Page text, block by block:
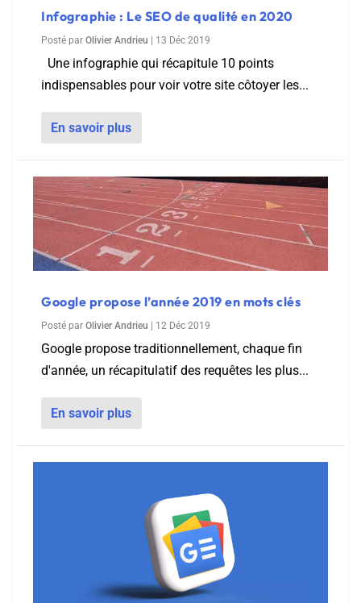
Infographie : Le SEO de qualité en 2020
Posté par Olivier Andrieu 13 Déc 2019
Une infographie qui récapitule 10 points
indispensables pour voir votre site côtoyer les...
En savoir plus
Google propose l’année 2019 en mots clés
Posté par Olivier Andrieu | 12 Déc 2019
Google propose traditionnellement, chaque fin
d'année, un récapitulatif des requêtes les plus...
En savoir plus